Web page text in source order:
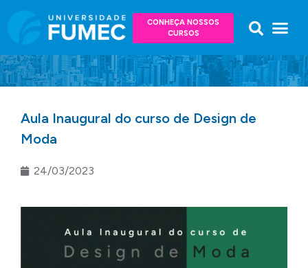
CONHEÇA NOSSOS
CURSOS
Aula Inaugural do curso de Design de
Moda
24/03/2023